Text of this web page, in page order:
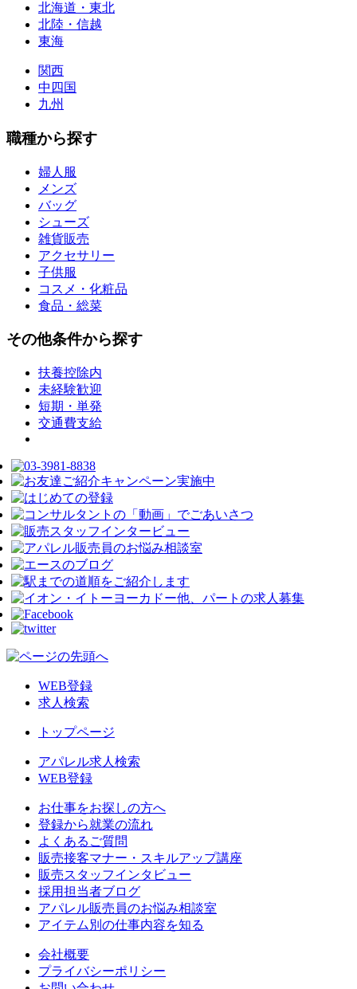
北海道・東北
北陸・信越
東海
関西
中四国
九州
職種から探す
婦人服
メンズ
バッグ
シューズ
雑貨販売
アクセサリー
子供服
コスメ・化粧品
食品・総菜
その他条件から探す
扶養控除内
未経験歓迎
短期・単発
交通費支給
WEB登録
求人検索
トップページ
アパレル求人検索
WEB登録
お仕事をお探しの方へ
登録から就業の流れ
よくあるご質問
販売接客マナー・スキルアップ講座
販売スタッフインタビュー
採用担当者ブログ
アパレル販売員のお悩み相談室
アイテム別の仕事内容を知る
会社概要
プライバシーポリシー